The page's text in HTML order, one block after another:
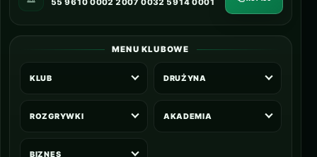
MENU KLUBOWE
KLUB DRUŻYNA
ROZGRYWKI AKADEMIA
BIZNES